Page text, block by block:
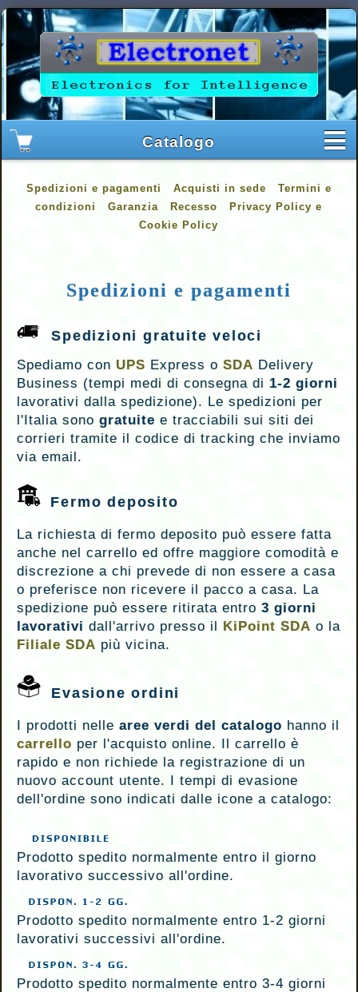
Spedizioni e pagamenti Acquisti in sede
Termini e
condizioni
Garanzia Recesso
Privacy Policy e
Cookie Policy
Spedizioni e pagamenti
Spedizioni gratuite veloci
Spediamo conUPS Express oSDA Delivery
Business (tempi medi di consegna di 1-2 giorni
lavorativi dalla spedizione). Le spedizioni per
l'Italia sonogratuite e tracciabili sui siti dei
corrieri tramite il codice di tracking che inviamo
via email.
Fermo deposito
La richiesta di fermo deposito può essere fatta
anche nel carrello ed offre maggiore comodità e
discrezione a chi prevede di non essere a casa
o preferisce non ricevere il pacco a casa. La
spedizione può essere ritirata entro3 giorni
lavorativi dall'arrivo presso il KiPoint SDA o la
Filiale SDA più vicina.
Evasione ordini
I prodotti nellearee verdi del catalogo hanno il
carrello per l'acquisto online. Il carrello è
rapido e non richiede la registrazione di un
nuovo account utente. I tempi di evasione
dell'ordine sono indicati dalle icone a catalogo:
Prodotto spedito normalmente entro il giorno
lavorativo successivo all'ordine.
Prodotto spedito normalmente entro 1-2 giorni
lavorativi successivi all'ordine.
Prodotto spedito normalmente entro 3-4 giorni